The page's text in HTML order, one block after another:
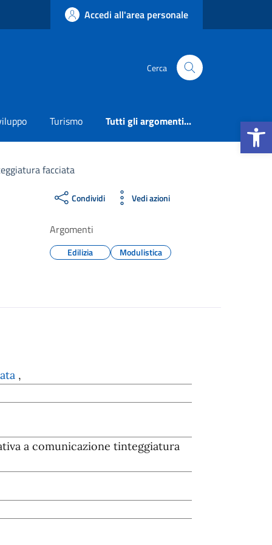
Apri la
Accedi all'area personale
Cerca
Turismo Tutti gli argomenti...
facciata
Condividi Vedi azioni
Argomenti
Edilizia Modulistica
,
a comunicazione tinteggiatura